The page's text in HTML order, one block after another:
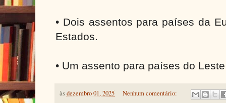
• Dois assentos para países da
Estados.
• Um assento para países do
àsdezembro 01, 2025 Nenhum comentário: